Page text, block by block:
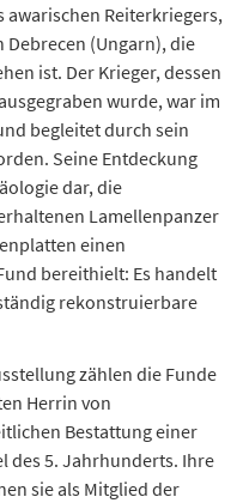
Reiterkriegers,
Debrecen (Ungarn), die
ist. Der Krieger, dessen
wurde, war im
begleitet durch sein
Seine Entdeckung
dar, die
Lamellenpanzer
einen
bereithielt: Es handelt
rekonstruierbare
zählen die Funde
Herrin von
Bestattung einer
des 5. Jahrhunderts. Ihre
sie als Mitglied der